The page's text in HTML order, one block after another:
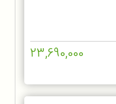
23,690,000